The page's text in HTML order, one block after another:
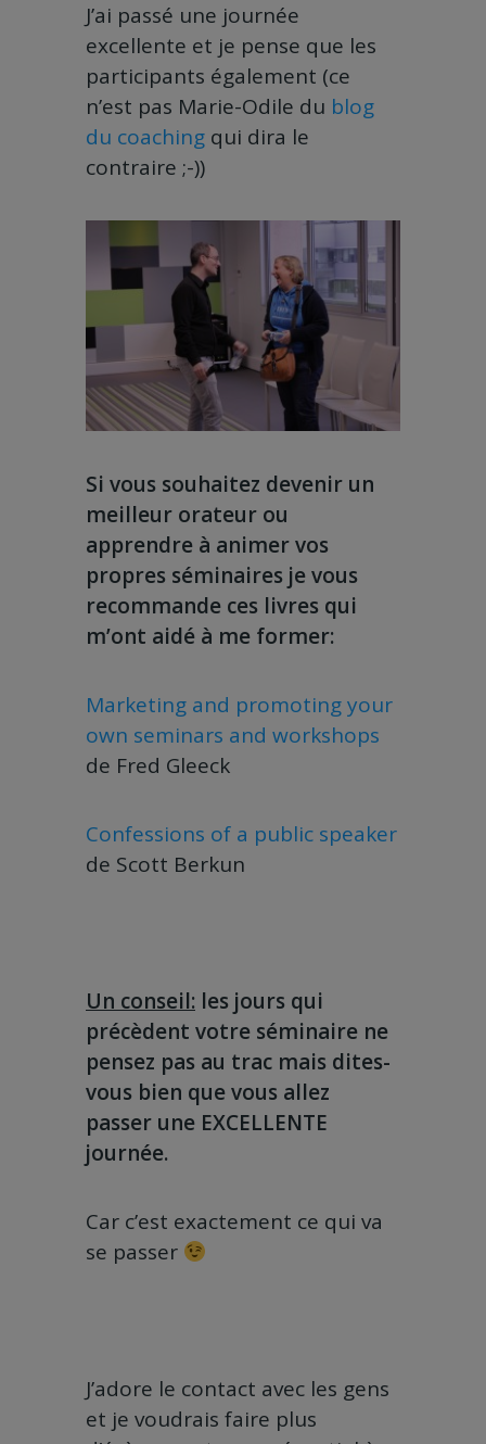
J’ai passé une journée
excellente et je pense que les
participants également (ce
n’est pas Marie-Odile du blog
du coaching qui dira le
contraire ;-))
Si vous souhaitez devenir un
meilleur orateur ou
apprendre à animer vos
propres séminaires je vous
recommande ces livres qui
m’ont aidé à me former:
Marketing and promoting your
own seminars and workshops
de Fred Gleeck
Confessions of a public speaker
de Scott Berkun
Un conseil: les jours qui
précèdent votre séminaire ne
pensez pas au trac mais dites-
vous bien que vous allez
passer une EXCELLENTE
journée.
Car c’est exactement ce qui va
se passer
J’adore le contact avec les gens
et je voudrais faire plus